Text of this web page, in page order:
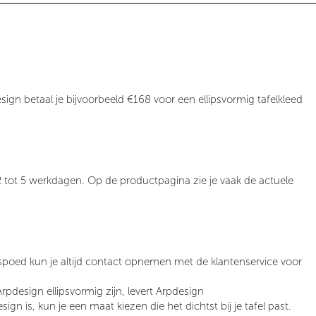
betaal je bijvoorbeeld €168 voor een ellipsvormig tafelkleed
tot 5 werkdagen. Op de productpagina zie je vaak de actuele
kun je altijd contact opnemen met de klantenservice voor
ellipsvormig zijn, levert Arpdesign
is, kun je een maat kiezen die het dichtst bij je tafel past.